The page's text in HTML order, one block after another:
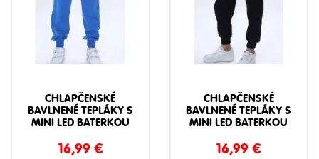
CHLAPČENSKÉ
BAVLNENÉ TEPLÁKY S
MINI LED BATERKOU
16,99 €
CHLAPČENSKÉ
BAVLNENÉ TEPLÁKY S
MINI LED BATERKOU
16,99€